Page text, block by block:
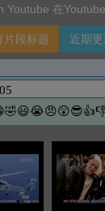
Youtube 在
片段标题 近期更